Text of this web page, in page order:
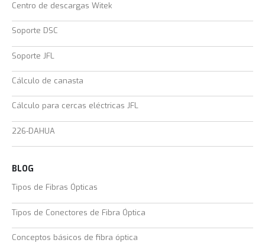
Centro de descargas Witek
Soporte DSC
Soporte JFL
Cálculo de canasta
Cálculo para cercas eléctricas JFL
226-DAHUA
BLOG
Tipos de Fibras Ópticas
Tipos de Conectores de Fibra Óptica
Conceptos básicos de fibra óptica